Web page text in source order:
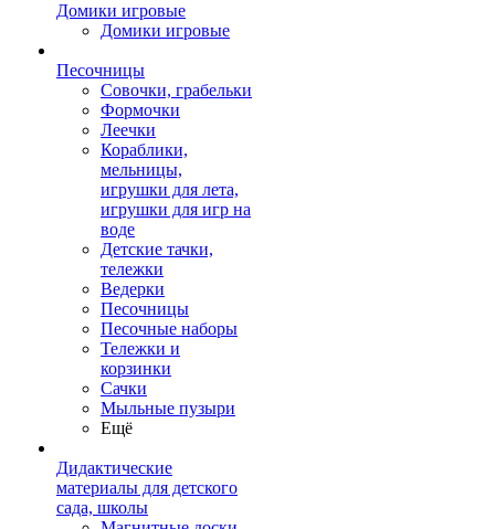
Домики игровые
Домики игровые
Песочницы
Совочки, грабельки
Формочки
Леечки
Кораблики,
мельницы,
игрушки для лета,
игрушки для игр на
воде
Детские тачки,
тележки
Ведерки
Песочницы
Песочные наборы
Тележки и
корзинки
Сачки
Мыльные пузыри
Ещё
Дидактические
материалы для детского
сада, школы